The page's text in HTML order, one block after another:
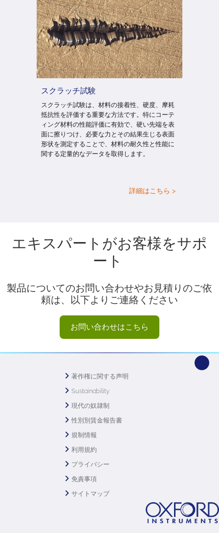
スクラッチ試験
スクラッチ試験は、材料の接着性、硬度、摩耗
抵抗性を評価する重要な方法です。特にコーテ
ィング材料の性能評価に有効で、硬い先端を表
面に擦りつけ、必要な力とその結果生じる表面
形状を測定することで、材料の耐久性と性能に
関する定量的なデータを取得します。
詳細はこちら >
エキスパートがお客様をサポ
ート
製品についてのお問い合わせやお見積りのご依
頼は、以下よりご連絡ください
お問い合わせはこちら
著作権に関する声明
Sustainability
現代の奴隷制
性別別賃金報告書
規制情報
利用規約
プライバシー
免責事項
サイトマップ